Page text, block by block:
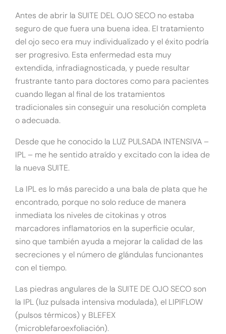
Antes de abrir la SUITE DEL OJO SECO no estaba
seguro de que fuera una buena idea. El tratamiento
del ojo seco era muy individualizado y el éxito podría
ser progresivo. Esta enfermedad esta muy
extendida, infradiagnosticada, y puede resultar
frustrante tanto para doctores como para pacientes
cuando llegan al final de los tratamientos
tradicionales sin conseguir una resolución completa
o adecuada.
Desde que he conocido la LUZ PULSADA INTENSIVA –
IPL – me he sentido atraído y excitado con la idea de
la nueva SUITE.
La IPL es lo más parecido a una bala de plata que he
encontrado, porque no solo reduce de manera
inmediata los niveles de citokinas y otros
marcadores inflamatorios en la superficie ocular,
sino que también ayuda a mejorar la calidad de las
secreciones y el número de glándulas funcionantes
con el tiempo.
Las piedras angulares de la SUITE DE OJO SECO son
la IPL (luz pulsada intensiva modulada), el LIPIFLOW
(pulsos térmicos) y BLEFEX
(microblefaroexfoliación).